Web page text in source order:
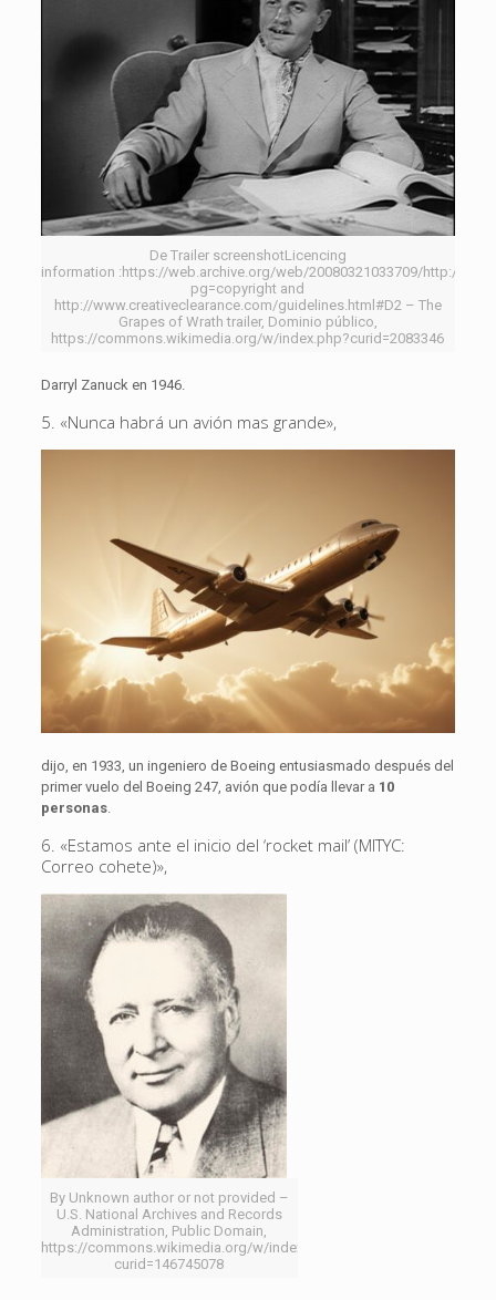
De Trailer screenshotLicencing
information :https://web.archive.org/web/20080321033709/http://
pg=copyright and
http://www.creativeclearance.com/guidelines.html#D2 – The
Grapes of Wrath trailer, Dominio público,
https://commons.wikimedia.org/w/index.php?curid=2083346
Darryl Zanuck en 1946.
5. «Nunca habrá un avión mas grande»,
dijo, en 1933, un ingeniero de Boeing entusiasmado después del
primer vuelo del Boeing 247, avión que podía llevar a 10
personas.
6. «Estamos ante el inicio del ‘rocket mail’ (MITYC:
Correo cohete)»,
By Unknown author or not provided –
U.S. National Archives and Records
Administration, Public Domain,
https://commons.wikimedia.org/w/index.php?
curid=146745078